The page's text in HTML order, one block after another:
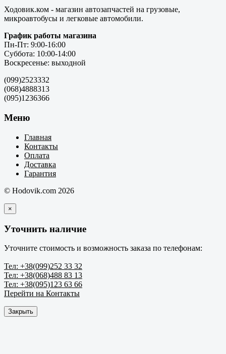
Ходовик.ком - магазин автозапчастей на грузовые,
микроавтобусы и легковые автомобили.
График работы магазина
Пн-Пт: 9:00-16:00
Суббота: 10:00-14:00
Воскресенье: выходной
(099)2523332
(068)4888313
(095)1236366
Меню
Главная
Контакты
Оплата
Доставка
Гарантия
© Hodovik.com 2026
×
Уточнить наличие
Уточните стоимость и возможность заказа по телефонам:
Тел: +38(099)252 33 32
Тел: +38(068)488 83 13
Тел: +38(095)123 63 66
Перейти на Контакты
Закрыть